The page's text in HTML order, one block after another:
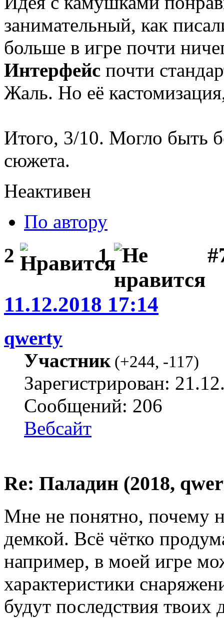
занимательный, как
больше в игре почти
Интерфейс почти
Жаль. Но её
Итого, 3/10. Могло быть
сюжета.
Неактивен
По автору
2 1
11.12.2018 17:14
qwerty
Участник(+244, -117)
Зарегистрирован:
Сообщений: 206
Вебсайт
Re: Паладин (2018,
Мне не понятно, почему
демкой. Всё чётко
например, в моей игре
характеристики
будут последствия